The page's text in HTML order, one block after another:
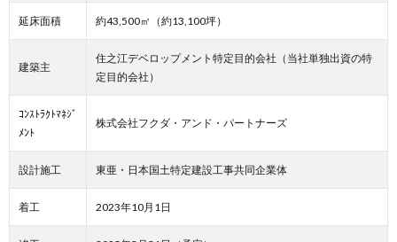
延床面積 約43,500㎡（約13,100坪）
建築主
住之江デベロップメント特定目的会社（当社単独出資の特
定目的会社）
ｺﾝｽﾄﾗｸﾄﾏﾈｼﾞ
ﾒﾝﾄ
株式会社フクダ・アンド・パートナーズ
設計施工 東亜・日本国土特定建設工事共同企業体
着工 2023年10月1日